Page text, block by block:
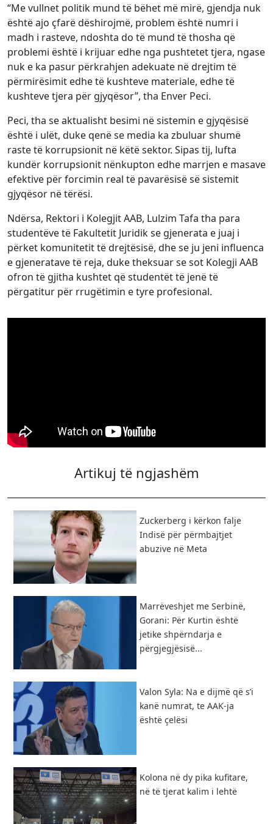
“Me vullnet politik mund të bëhet më mirë, gjendja nuk
është ajo çfarë dëshirojmë, problem është numri i
madh i rasteve, ndoshta do të mund të thosha që
problemi është i krijuar edhe nga pushtetet tjera, ngase
nuk e ka pasur përkrahjen adekuate në drejtim të
përmirësimit edhe të kushteve materiale, edhe të
kushteve tjera për gjyqësor”, tha Enver Peci.
Peci, tha se aktualisht besimi në sistemin e gjyqësisë
është i ulët, duke qenë se media ka zbuluar shumë
raste të korrupsionit në këtë sektor. Sipas tij, lufta
kundër korrupsionit nënkupton edhe marrjen e masave
efektive për forcimin real të pavarësisë së sistemit
gjyqësor në tërësi.
Ndërsa, Rektori i Kolegjit AAB, Lulzim Tafa tha para
studentëve të Fakultetit Juridik se gjenerata e juaj i
përket komunitetit të drejtësisë, dhe se ju jeni influenca
e gjeneratave të reja, duke theksuar se sot Kolegji AAB
ofron të gjitha kushtet që studentët të jenë të
përgatitur për rrugëtimin e tyre profesional.
Artikuj të ngjashëm
Zuckerberg i kërkon falje
Indisë për përmbajtjet
abuzive në Meta
Marrëveshjet me Serbinë,
Gorani: Për Kurtin është
jetike shpërndarja e
përgjegjësisë...
Valon Syla: Na e dijmë që s’i
kanë numrat, te AAK-ja
është çelësi
Kolona në dy pika kufitare,
në të tjerat kalim i lehtë